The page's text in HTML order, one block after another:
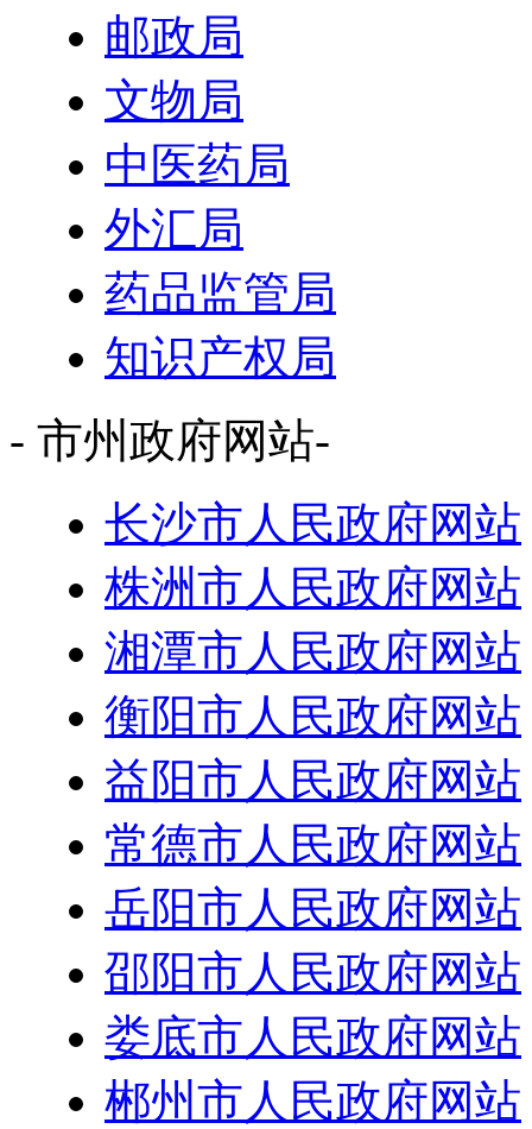
邮政局
文物局
中医药局
外汇局
药品监管局
知识产权局
- 市州政府网站-
长沙市人民政府网站
株洲市人民政府网站
湘潭市人民政府网站
衡阳市人民政府网站
益阳市人民政府网站
常德市人民政府网站
岳阳市人民政府网站
邵阳市人民政府网站
娄底市人民政府网站
郴州市人民政府网站